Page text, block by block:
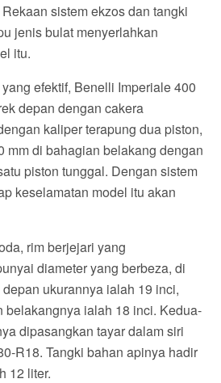
sistem ekzos dan tangki
jenis bulat menyerlahkan
itu.
efektif, Benelli Imperiale 400
depan dengan cakera
kaliper terapung dua piston,
mm di bahagian belakang dengan
piston tunggal. Dengan sistem
keselamatan model itu akan
rim berjejari yang
diameter yang berbeza, di
ukurannya ialah 19 inci,
belakangnya ialah 18 inci. Kedua-
dipasangkan tayar dalam siri
R18. Tangki bahan apinya hadir
12 liter.